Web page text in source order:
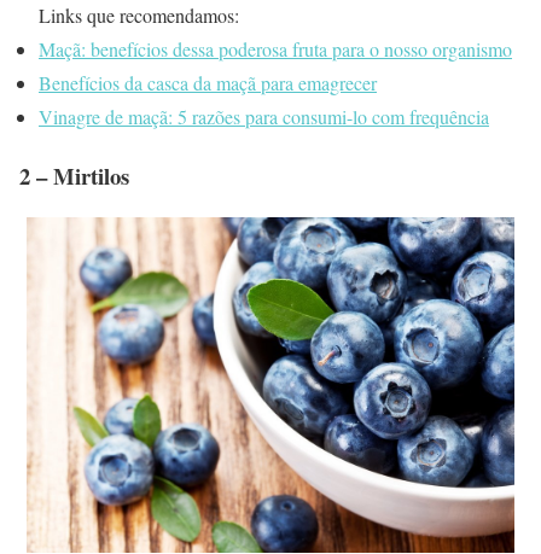
Links que recomendamos:
Maçã: benefícios dessa poderosa fruta para o nosso organismo
Benefícios da casca da maçã para emagrecer
Vinagre de maçã: 5 razões para consumi-lo com frequência
2 – Mirtilos